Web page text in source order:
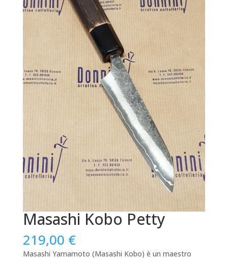
Masashi Kobo Petty
219,00 €
Masashi Yamamoto (Masashi Kobo) è un maestro